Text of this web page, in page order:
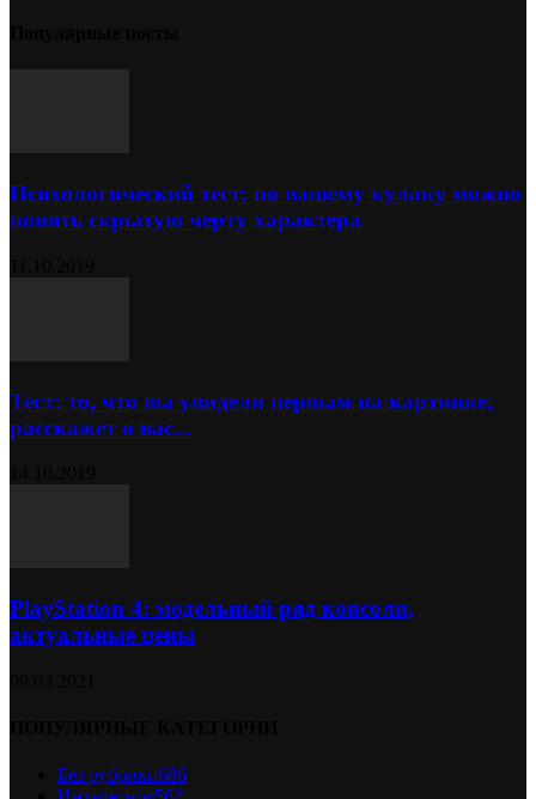
Психологический тест: по вашему кулаку можно
понять скрытую черту характера
Тест: то, что вы увидели первым на картинке,
расскажет о вас...
PlayStation 4: модельный ряд консоли,
актуальные цены
Без рубрики686